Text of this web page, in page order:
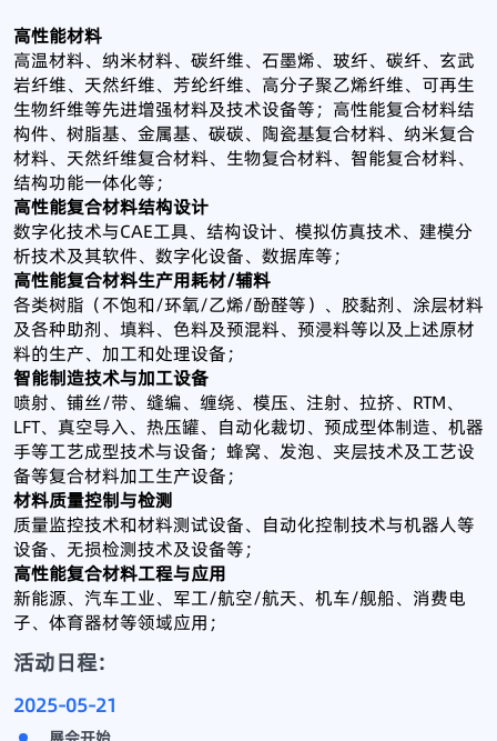
高性能材料
高温材料、纳米材料、碳纤维、石墨烯、玻纤、碳纤、玄武
岩纤维、天然纤维、芳纶纤维、高分子聚乙烯纤维、可再生
生物纤维等先进增强材料及技术设备等；高性能复合材料结
构件、树脂基、金属基、碳碳、陶瓷基复合材料、纳米复合
材料、天然纤维复合材料、生物复合材料、智能复合材料、
结构功能一体化等；
高性能复合材料结构设计
数字化技术与CAE工具、结构设计、模拟仿真技术、建模分
析技术及其软件、数字化设备、数据库等；
高性能复合材料生产用耗材/辅料
各类树脂（不饱和/环氧/乙烯/酚醛等）、胶黏剂、涂层材料
及各种助剂、填料、色料及预混料、预浸料等以及上述原材
料的生产、加工和处理设备；
智能制造技术与加工设备
喷射、铺丝/带、缝编、缠绕、模压、注射、拉挤、RTM、
LFT、真空导入、热压罐、自动化裁切、预成型体制造、机器
手等工艺成型技术与设备；蜂窝、发泡、夹层技术及工艺设
备等复合材料加工生产设备；
材料质量控制与检测
质量监控技术和材料测试设备、自动化控制技术与机器人等
设备、无损检测技术及设备等；
高性能复合材料工程与应用
新能源、汽车工业、军工/航空/航天、机车/舰船、消费电
子、体育器材等领域应用；
活动日程:
2025-05-21